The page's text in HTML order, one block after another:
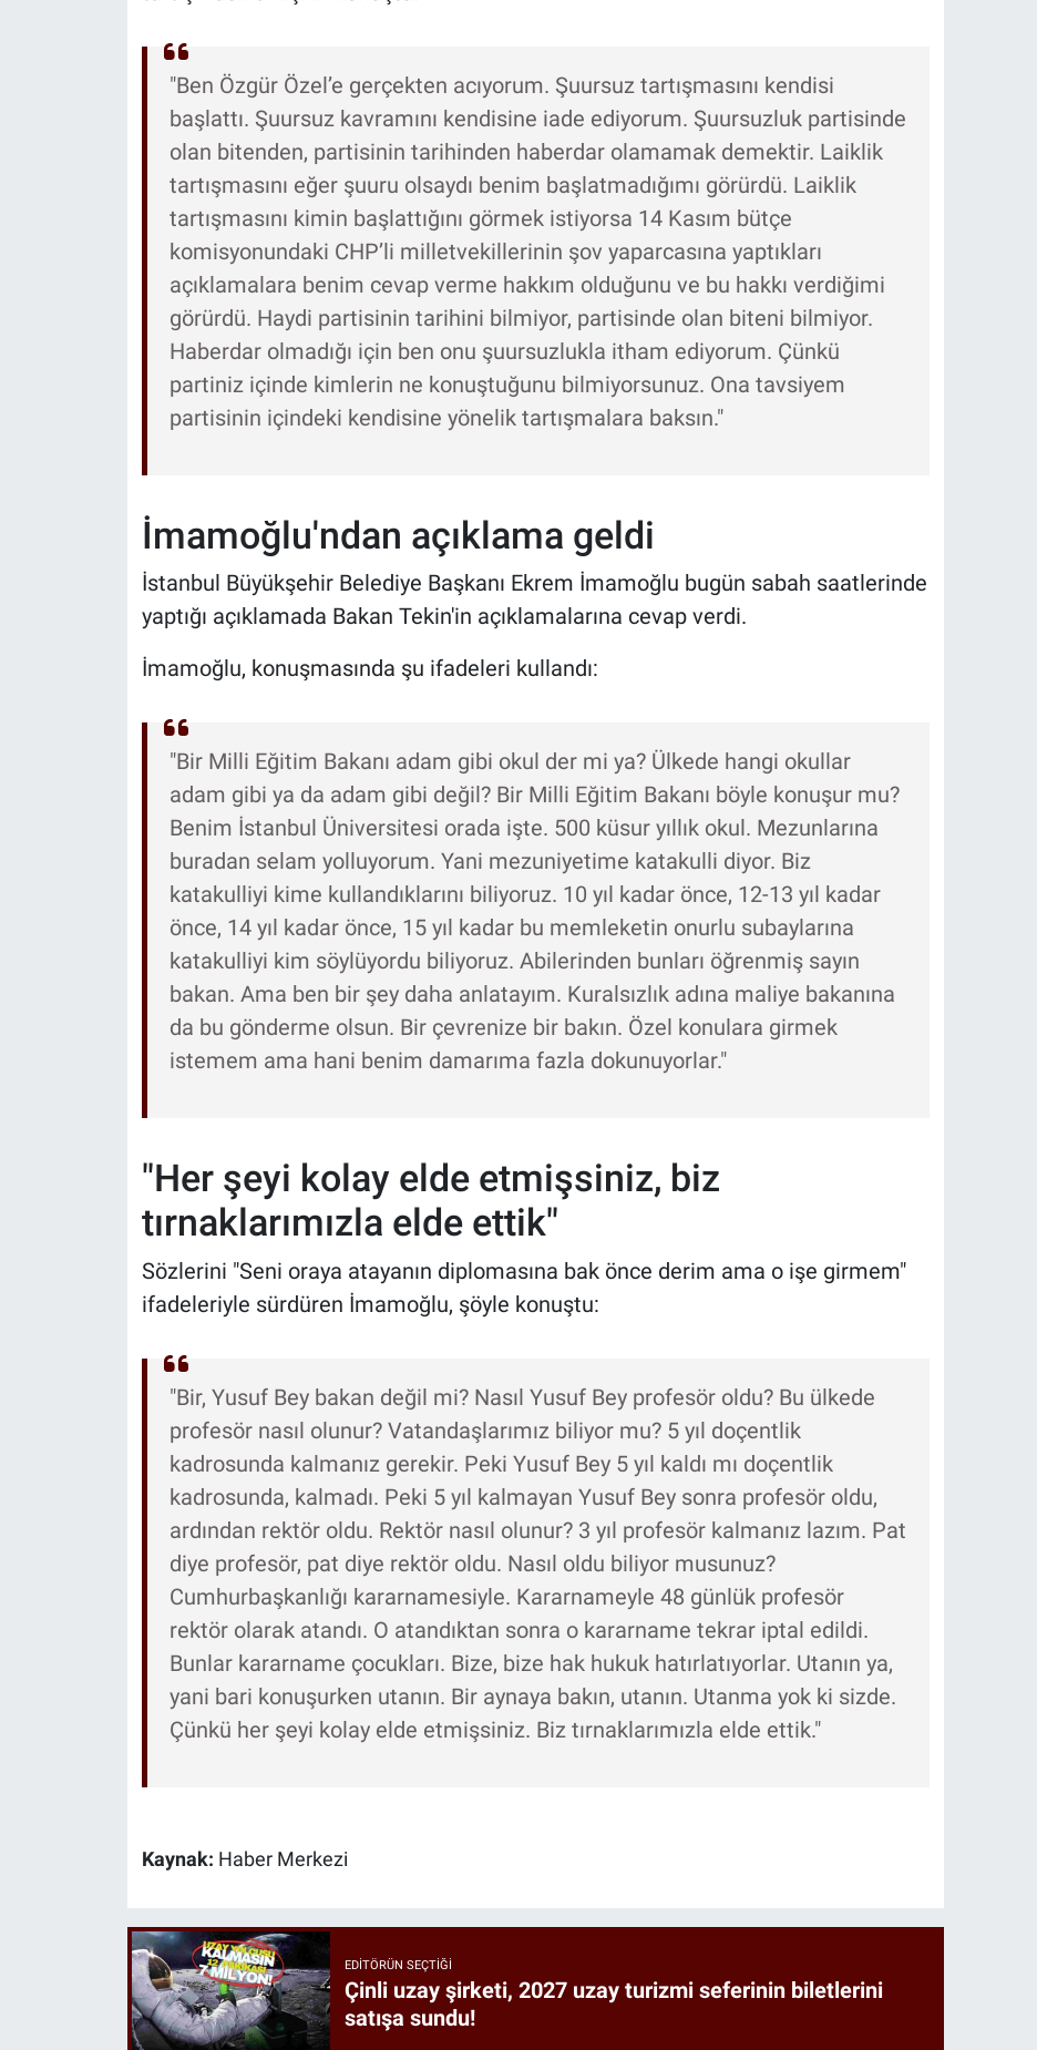
"Ben Özgür Özel’e gerçekten acıyorum. Şuursuz tartışmasını kendisi
başlattı. Şuursuz kavramını kendisine iade ediyorum. Şuursuzluk partisinde
olan bitenden, partisinin tarihinden haberdar olamamak demektir. Laiklik
tartışmasını eğer şuuru olsaydı benim başlatmadığımı görürdü. Laiklik
tartışmasını kimin başlattığını görmek istiyorsa 14 Kasım bütçe
komisyonundaki CHP’li milletvekillerinin şov yaparcasına yaptıkları
açıklamalara benim cevap verme hakkım olduğunu ve bu hakkı verdiğimi
görürdü. Haydi partisinin tarihini bilmiyor, partisinde olan biteni bilmiyor.
Haberdar olmadığı için ben onu şuursuzlukla itham ediyorum. Çünkü
partiniz içinde kimlerin ne konuştuğunu bilmiyorsunuz. Ona tavsiyem
partisinin içindeki kendisine yönelik tartışmalara baksın."
İmamoğlu'ndan açıklama geldi
İstanbul Büyükşehir Belediye Başkanı Ekrem İmamoğlu bugün sabah saatlerinde
yaptığı açıklamada Bakan Tekin'in açıklamalarına cevap verdi.
İmamoğlu, konuşmasında şu ifadeleri kullandı:
"Bir Milli Eğitim Bakanı adam gibi okul der mi ya? Ülkede hangi okullar
adam gibi ya da adam gibi değil? Bir Milli Eğitim Bakanı böyle konuşur mu?
Benim İstanbul Üniversitesi orada işte. 500 küsur yıllık okul. Mezunlarına
buradan selam yolluyorum. Yani mezuniyetime katakulli diyor. Biz
katakulliyi kime kullandıklarını biliyoruz. 10 yıl kadar önce, 12-13 yıl kadar
önce, 14 yıl kadar önce, 15 yıl kadar bu memleketin onurlu subaylarına
katakulliyi kim söylüyordu biliyoruz. Abilerinden bunları öğrenmiş sayın
bakan. Ama ben bir şey daha anlatayım. Kuralsızlık adına maliye bakanına
da bu gönderme olsun. Bir çevrenize bir bakın. Özel konulara girmek
istemem ama hani benim damarıma fazla dokunuyorlar."
"Her şeyi kolay elde etmişsiniz, biz
tırnaklarımızla elde ettik"
Sözlerini "Seni oraya atayanın diplomasına bak önce derim ama o işe girmem"
ifadeleriyle sürdüren İmamoğlu, şöyle konuştu:
"Bir, Yusuf Bey bakan değil mi? Nasıl Yusuf Bey profesör oldu? Bu ülkede
profesör nasıl olunur? Vatandaşlarımız biliyor mu? 5 yıl doçentlik
kadrosunda kalmanız gerekir. Peki Yusuf Bey 5 yıl kaldı mı doçentlik
kadrosunda, kalmadı. Peki 5 yıl kalmayan Yusuf Bey sonra profesör oldu,
ardından rektör oldu. Rektör nasıl olunur? 3 yıl profesör kalmanız lazım. Pat
diye profesör, pat diye rektör oldu. Nasıl oldu biliyor musunuz?
Cumhurbaşkanlığı kararnamesiyle. Kararnameyle 48 günlük profesör
rektör olarak atandı. O atandıktan sonra o kararname tekrar iptal edildi.
Bunlar kararname çocukları. Bize, bize hak hukuk hatırlatıyorlar. Utanın ya,
yani bari konuşurken utanın. Bir aynaya bakın, utanın. Utanma yok ki sizde.
Çünkü her şeyi kolay elde etmişsiniz. Biz tırnaklarımızla elde ettik."
Kaynak: Haber Merkezi
EDITÖRÜN SEÇTIĞI
Çinli uzay şirketi, 2027 uzay turizmi seferinin biletlerini
satışa sundu!